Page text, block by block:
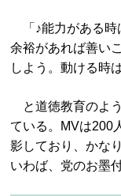
「♪能力がある時
余裕があれば善い
しよう。動ける時
と道徳教育のよ
ている。MVは200
影しており、かな
いわば、党のお墨